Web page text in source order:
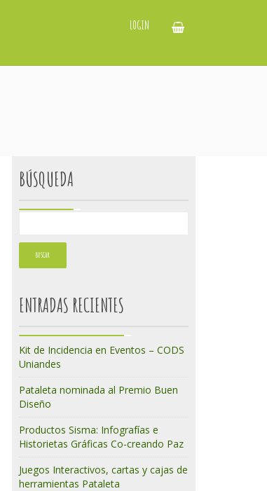
LOGIN
BÚSQUEDA
ENTRADAS RECIENTES
Kit de Incidencia en Eventos – CODS
Uniandes
Pataleta nominada al Premio Buen
Diseño
Productos Sisma: Infografías e
Historietas Gráficas Co-creando Paz
Juegos Interactivos, cartas y cajas de
herramientas Pataleta